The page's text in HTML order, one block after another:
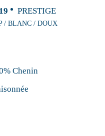
PRESTIGE
/ BLANC / DOUX
Chenin